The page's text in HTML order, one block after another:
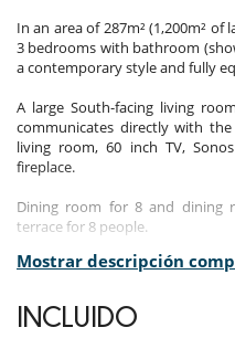
In an area of ​​287m² (1,200m²
3 bedrooms with bathroom
a contemporary style and fully
A large South-facing living
communicates directly with
living room, 60 inch TV,
fireplace.
Dining room for 8 and dining
terrace for 8 people.
By the pool (not heated) a
All bedrooms include:
Mostrar descripción
INCLUIDO